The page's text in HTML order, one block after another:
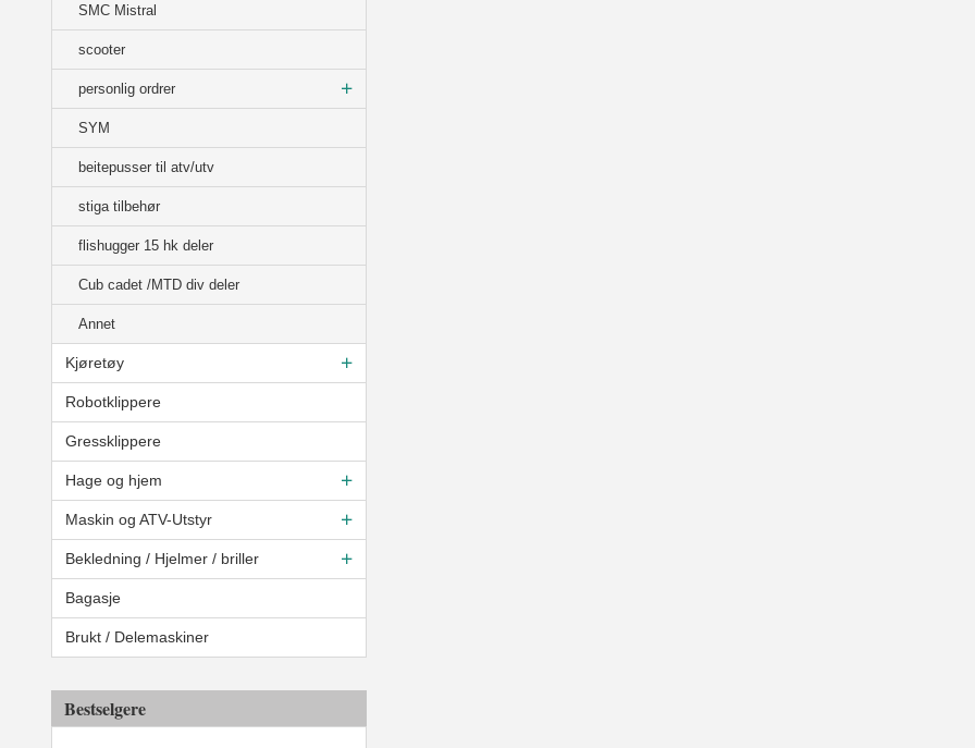
SMC Mistral
scooter
personlig ordrer
SYM
beitepusser til atv/utv
stiga tilbehør
flishugger 15 hk deler
Cub cadet /MTD div deler
Annet
Kjøretøy
Robotklippere
Gressklippere
Hage og hjem
Maskin og ATV-Utstyr
Bekledning / Hjelmer / briller
Bagasje
Brukt / Delemaskiner
Bestselgere